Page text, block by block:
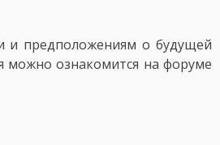
и предположениям о будущей
можно ознакомится на форуме